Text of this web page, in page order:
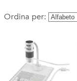
Ordina per: